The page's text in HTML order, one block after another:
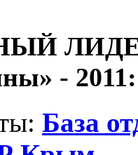
ЛИДЕР
- 2011:
База